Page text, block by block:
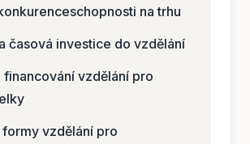
na trhu
časová investice do vzdělání
financování vzdělání pro
vzdělání pro